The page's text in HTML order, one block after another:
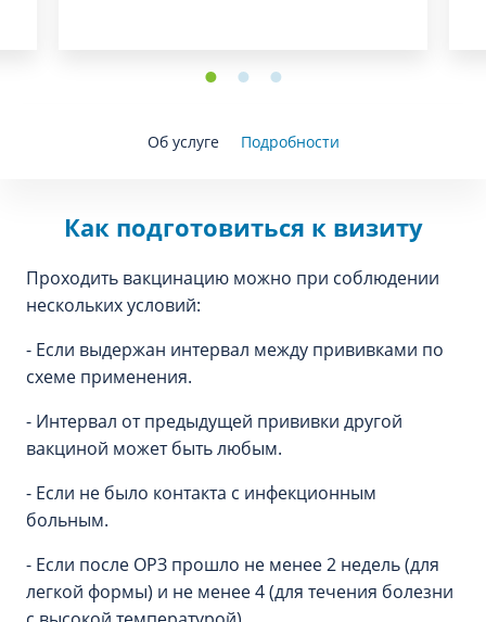
Об услуге Подробности
Как подготовиться к визиту
Проходить вакцинацию можно при соблюдении
нескольких условий:
- Если выдержан интервал между прививками по
схеме применения.
- Интервал от предыдущей прививки другой
вакциной может быть любым.
- Если не было контакта с инфекционным
больным.
- Если после ОРЗ прошло не менее 2 недель (для
легкой формы) и не менее 4 (для течения болезни